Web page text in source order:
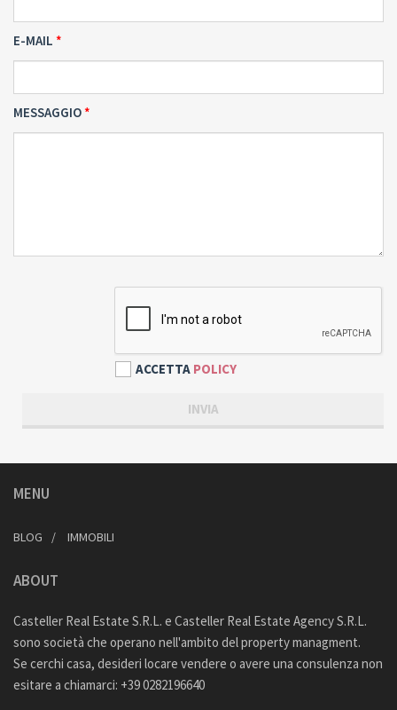
E-MAIL
MESSAGGIO
ACCETTA POLICY
MENU
BLOG IMMOBILI
ABOUT
Casteller Real Estate S.R.L. e Casteller Real Estate Agency S.R.L.
sono società che operano nell'ambito del property managment.
Se cerchi casa, desideri locare vendere o avere una consulenza non
esitare a chiamarci: +39 0282196640